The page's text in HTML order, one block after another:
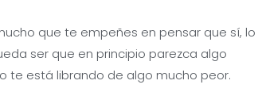
que te empeñes en pensar que sí, lo
ser que en principio parezca algo
te está librando de algo mucho peor.